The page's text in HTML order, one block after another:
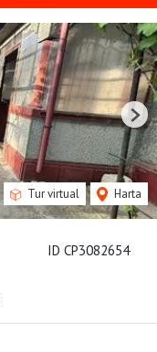
ID CP3082654
Tur virtual Harta
Next